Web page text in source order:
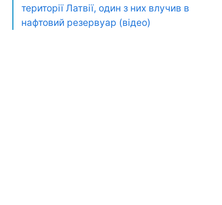
території Латвії, один з них влучив в
нафтовий резервуар (відео)